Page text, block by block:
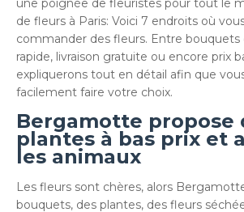
une poignée de fleuristes pour tout le
de fleurs à Paris: Voici 7 endroits où
commander des fleurs. Entre bouquets
rapide, livraison gratuite ou encore prix
expliquerons tout en détail afin que
facilement faire votre choix.
Bergamotte propose
plantes à bas prix et
les animaux
Les fleurs sont chères, alors
bouquets, des plantes, des fleurs